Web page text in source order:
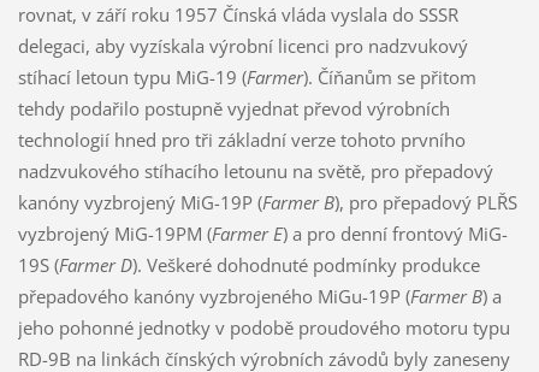
rovnat, v září roku 1957 Čínská vláda vyslala do SSSR
delegaci, aby vyzískala výrobní licenci pro nadzvukový
stíhací letoun typu MiG-19 (Farmer). Číňanům se přitom
tehdy podařilo postupně vyjednat převod výrobních
technologií hned pro tři základní verze tohoto prvního
nadzvukového stíhacího letounu na světě, pro přepadový
kanóny vyzbrojený MiG-19P (Farmer B), pro přepadový PLŘS
vyzbrojený MiG-19PM (Farmer E) a pro denní frontový MiG-
19S (Farmer D). Veškeré dohodnuté podmínky produkce
přepadového kanóny vyzbrojeného MiGu-19P (Farmer B) a
jeho pohonné jednotky v podobě proudového motoru typu
RD-9B na linkách čínských výrobních závodů byly zaneseny